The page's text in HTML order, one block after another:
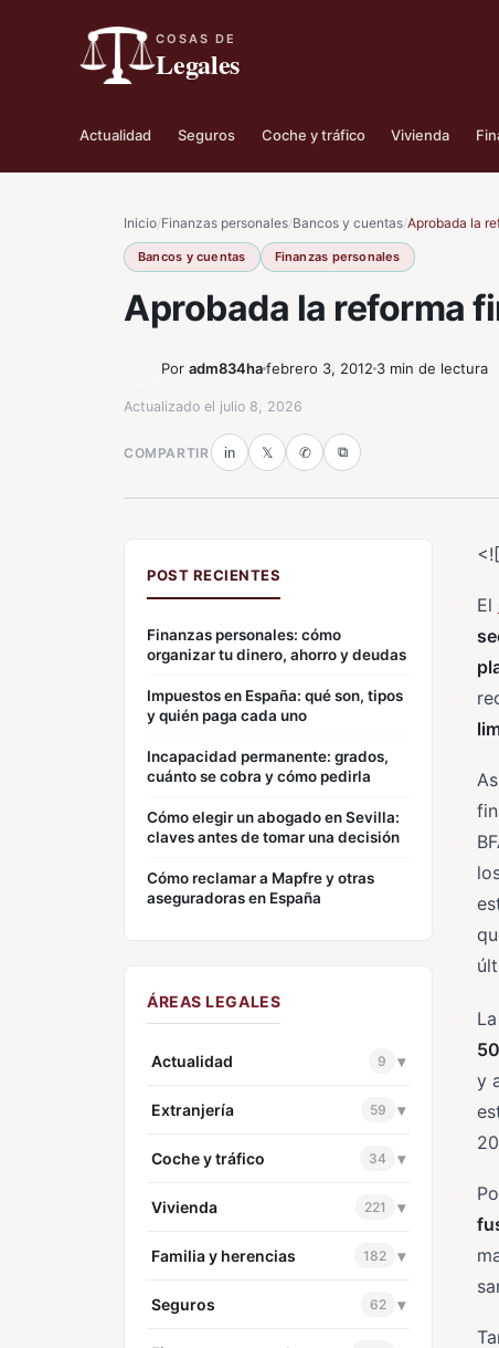
COSAS DE
Legales
Actualidad Seguros Coche y tráfico Vivienda
Inicio/Finanzas personales/Bancos y cuentas/Aprobada la
Bancos y cuentas Finanzas personales
Aprobada la reforma
Por adm834hafebrero 3, 2012 3 min de lectura
Actualizado el julio 8, 2026
COMPARTIR in 𝕏 ✆ ⧉
POST RECIENTES
Finanzas personales: cómo
organizar tu dinero, ahorro y deudas
Impuestos en España: qué son, tipos
y quién paga cada uno
Incapacidad permanente: grados,
cuánto se cobra y cómo pedirla
Cómo elegir un abogado en Sevilla:
claves antes de tomar una decisión
Cómo reclamar a Mapfre y otras
aseguradoras en España
ÁREAS LEGALES
Actualidad 9 ▾
Extranjería 59 ▾
Coche y tráfico 34 ▾
Vivienda 221 ▾
Familia y herencias 182 ▾
Seguros 62 ▾
El
y